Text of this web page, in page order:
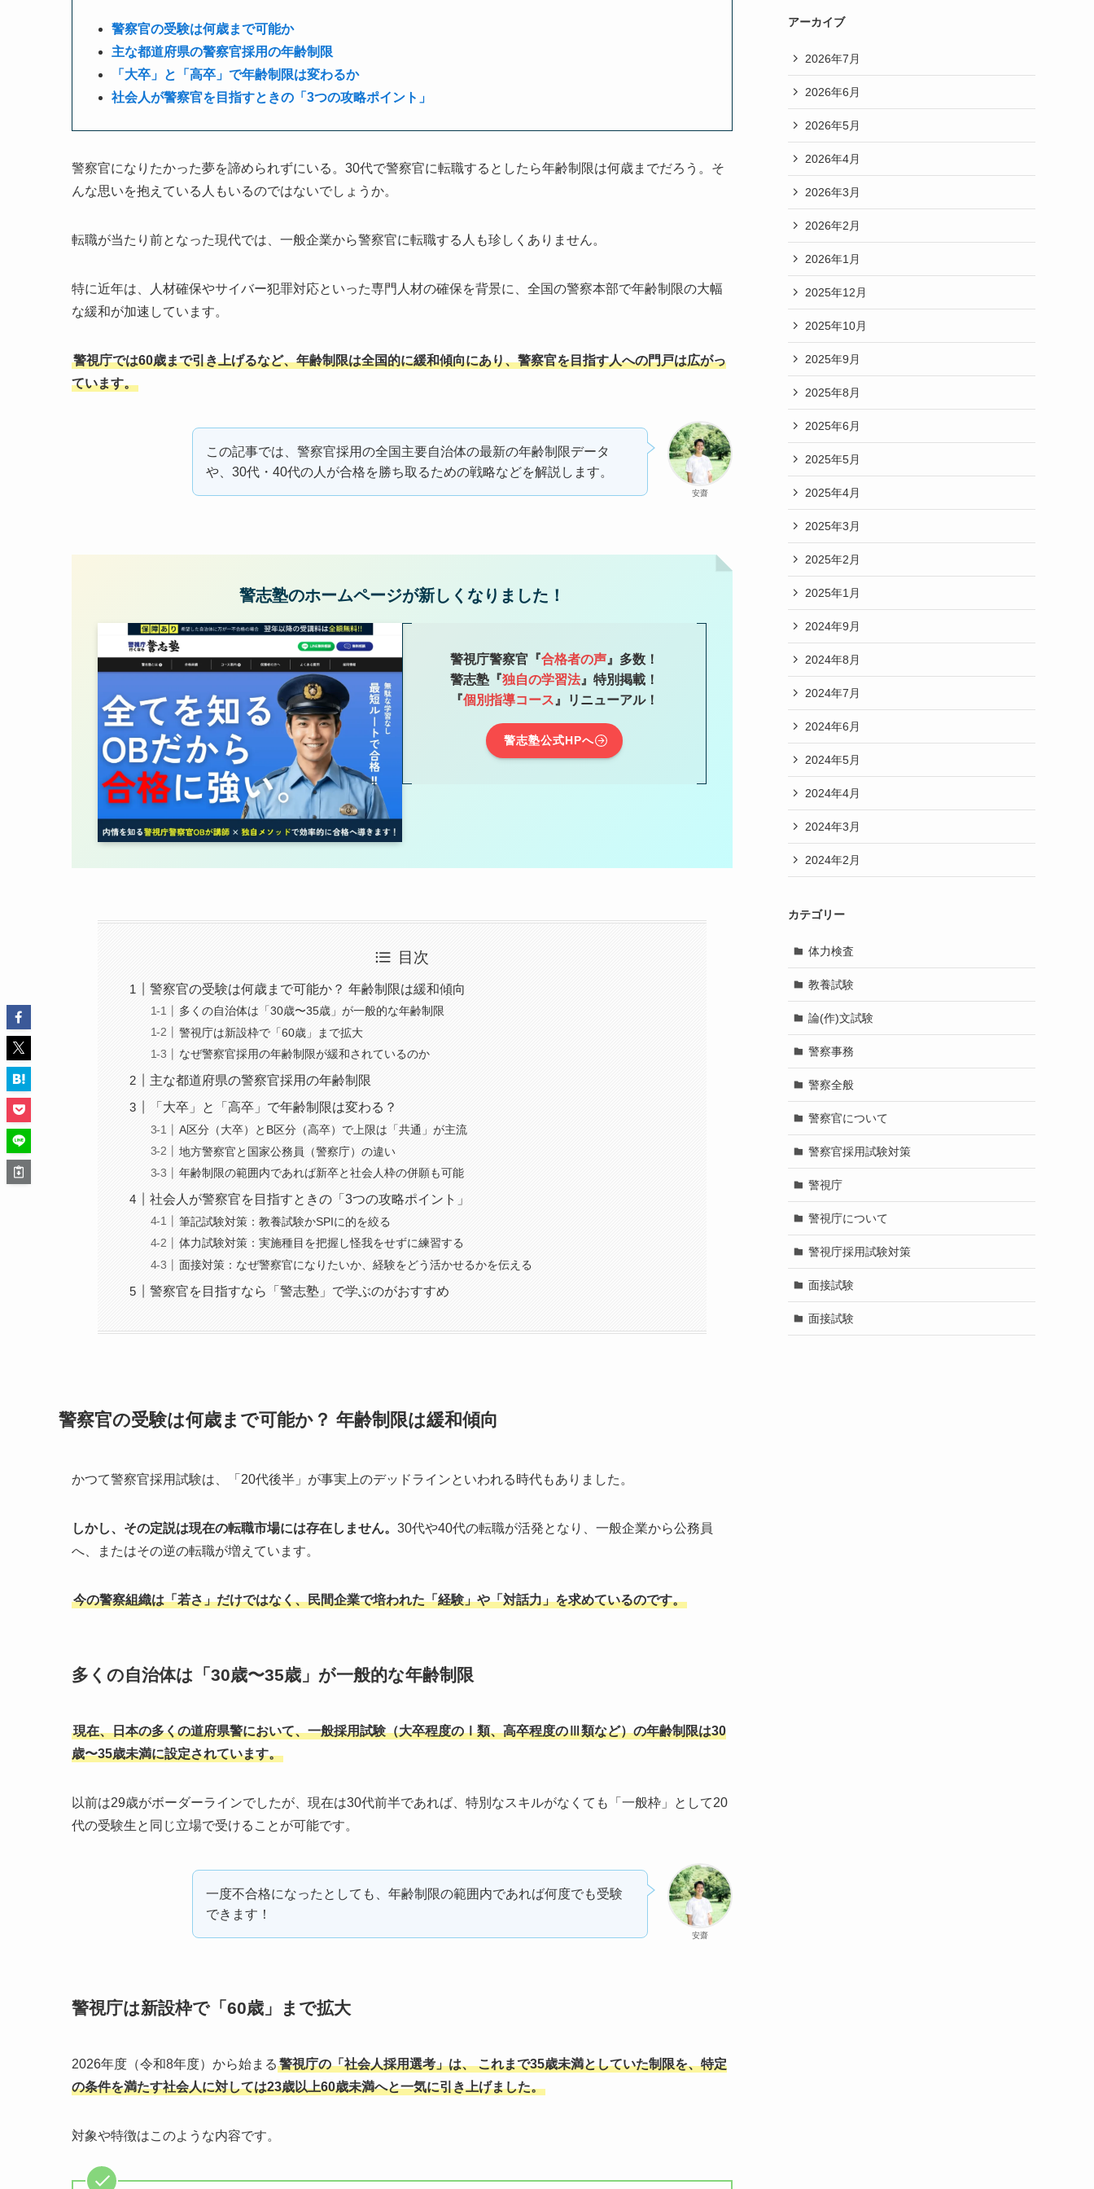
警察官の受験は何歳まで可能か
主な都道府県の警察官採用の年齢制限
「大卒」と「高卒」で年齢制限は変わるか
社会人が警察官を目指すときの「3つの攻略ポイント」
警察官になりたかった夢を諦められずにいる。30代で警察官に転職するとしたら年齢制限は何歳までだろう。そ
んな思いを抱えている人もいるのではないでしょうか。
転職が当たり前となった現代では、一般企業から警察官に転職する人も珍しくありません。
特に近年は、人材確保やサイバー犯罪対応といった専門人材の確保を背景に、全国の警察本部で年齢制限の大幅
な緩和が加速しています。
警視庁では60歳まで引き上げるなど、年齢制限は全国的に緩和傾向にあり、警察官を目指す人への門戸は広がっ
ています。
安齋
この記事では、警察官採用の全国主要自治体の最新の年齢制限データ
や、30代・40代の人が合格を勝ち取るための戦略などを解説します。
警志塾のホームページが新しくなりました！
警視庁警察官『合格者の声』 多数！
警志塾『独自の学習法』特別掲載！
『個別指導コース』リニューアル！
警志塾公式HPへ
目次
警察官の受験は何歳まで可能か？ 年齢制限は緩和傾向
多くの自治体は「30歳〜35歳」が一般的な年齢制限
警視庁は新設枠で「60歳」まで拡大
なぜ警察官採用の年齢制限が緩和されているのか
主な都道府県の警察官採用の年齢制限
「大卒」と「高卒」で年齢制限は変わる？
A区分（大卒）とB区分（高卒）で上限は「共通」が主流
地方警察官と国家公務員（警察庁）の違い
年齢制限の範囲内であれば新卒と社会人枠の併願も可能
社会人が警察官を目指すときの「3つの攻略ポイント」
筆記試験対策：教養試験かSPIに的を絞る
体力試験対策：実施種目を把握し怪我をせずに練習する
面接対策：なぜ警察官になりたいか、経験をどう活かせるかを伝える
警察官を目指すなら「警志塾」で学ぶのがおすすめ
警察官の受験は何歳まで可能か？ 年齢制限は緩和傾向
かつて警察官採用試験は、「20代後半」が事実上のデッドラインといわれる時代もありました。
しかし、その定説は現在の転職市場には存在しません。 30代や40代の転職が活発となり、一般企業から公務員
へ、またはその逆の転職が増えています。
今の警察組織は「若さ」だけではなく、民間企業で培われた「経験」や「対話力」を求めているのです。
多くの自治体は「30歳〜35歳」が一般的な年齢制限
現在、日本の多くの道府県警において、一般採用試験（大卒程度のⅠ類、高卒程度のⅢ類など）の年齢制限は30
歳〜35歳未満に設定されています。
以前は29歳がボーダーラインでしたが、現在は30代前半であれば、特別なスキルがなくても「一般枠」として20
代の受験生と同じ立場で受けることが可能です。
安齋
一度不合格になったとしても、年齢制限の範囲内であれば何度でも受験
できます！
警視庁は新設枠で「60歳」まで拡大
2026年度（令和8年度）から始まる 警視庁の「社会人採用選考」は、 これまで35歳未満としていた制限を、特定
の条件を満たす社会人に対しては23歳以上60歳未満へと一気に引き上げました。
対象や特徴はこのような内容です。
アーカイブ
2026年7月
2026年6月
2026年5月
2026年4月
2026年3月
2026年2月
2026年1月
2025年12月
2025年10月
2025年9月
2025年8月
2025年6月
2025年5月
2025年4月
2025年3月
2025年2月
2025年1月
2024年9月
2024年8月
2024年7月
2024年6月
2024年5月
2024年4月
2024年3月
2024年2月
カテゴリー
体力検査
教養試験
論(作)文試験
警察事務
警察全般
警察官について
警察官採用試験対策
警視庁
警視庁について
警視庁採用試験対策
面接試験
面接試験